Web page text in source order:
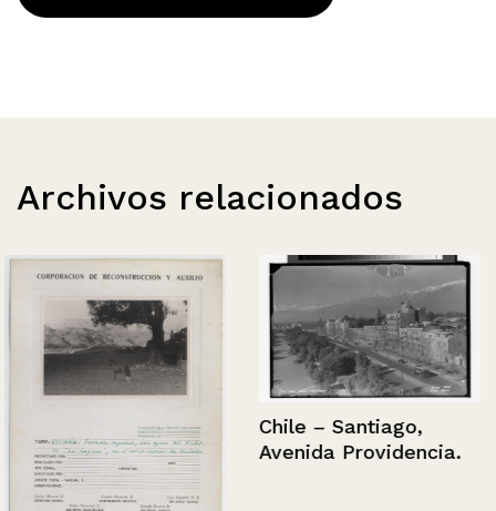
Archivos relacionados
Chile – Santiago,
Avenida Providencia.